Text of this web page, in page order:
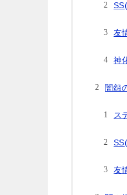
友
神
闇怨
ス
友